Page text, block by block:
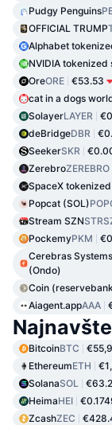
Pudgy Penguins
OFFICIAL TRUMP
Alphabet
NVIDIA
OreORE €53.53
cat in a dogs
SolayerLAYER
deBridgeDBR
SeekerSKR
ZerebroZEREBRO
SpaceX
Popcat (SOL)
Stream SZN
PockemyPKM
Cerebras
(Ondo)
Coin
Aiagent.appAAA
BitcoinBTC
EthereumETH
SolanaSOL
HeimaHEI
ZcashZEC